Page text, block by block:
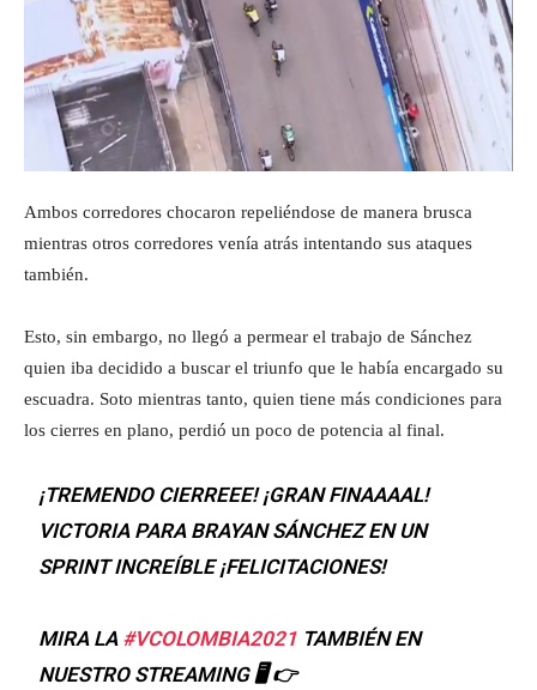
Ambos corredores chocaron repeliéndose de manera brusca
mientras otros corredores venía atrás intentando sus ataques
también.
Esto, sin embargo, no llegó a permear el trabajo de Sánchez
quien iba decidido a buscar el triunfo que le había encargado su
escuadra. Soto mientras tanto, quien tiene más condiciones para
los cierres en plano, perdió un poco de potencia al final.
¡TREMENDO CIERREEE! ¡GRAN FINAAAAL!
VICTORIA PARA BRAYAN SÁNCHEZ EN UN
SPRINT INCREÍBLE ¡FELICITACIONES!
MIRA LA #VCOLOMBIA2021 TAMBIÉN EN
NUESTRO STREAMING 🖥 👉